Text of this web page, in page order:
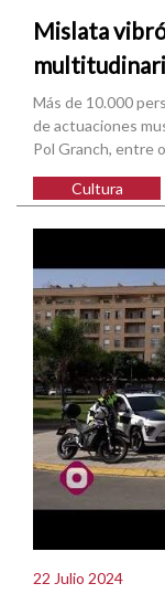
Mislata
Más de 10.000
de actuaciones
Pol Granch, entre
Cultura
22 Julio 2024